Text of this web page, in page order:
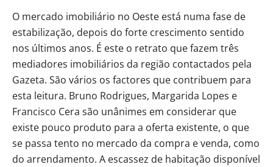
O mercado imobiliário no Oeste está numa fase de
estabilização, depois do forte crescimento sentido
nos últimos anos. É este o retrato que fazem três
mediadores imobiliários da região contactados pela
Gazeta. São vários os factores que contribuem para
esta leitura. Bruno Rodrigues, Margarida Lopes e
Francisco Cera são unânimes em considerar que
existe pouco produto para a oferta existente, o que
se passa tento no mercado da compra e venda, como
do arrendamento. A escassez de habitação disponível